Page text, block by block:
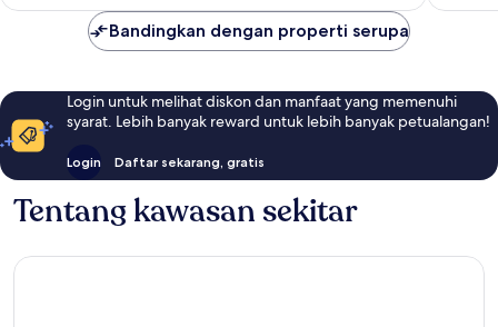
Bandingkan dengan properti serupa
Login untuk melihat diskon dan manfaat yang memenuhi
syarat. Lebih banyak reward untuk lebih banyak petualangan!
Login Daftar sekarang, gratis
Tentang kawasan sekitar